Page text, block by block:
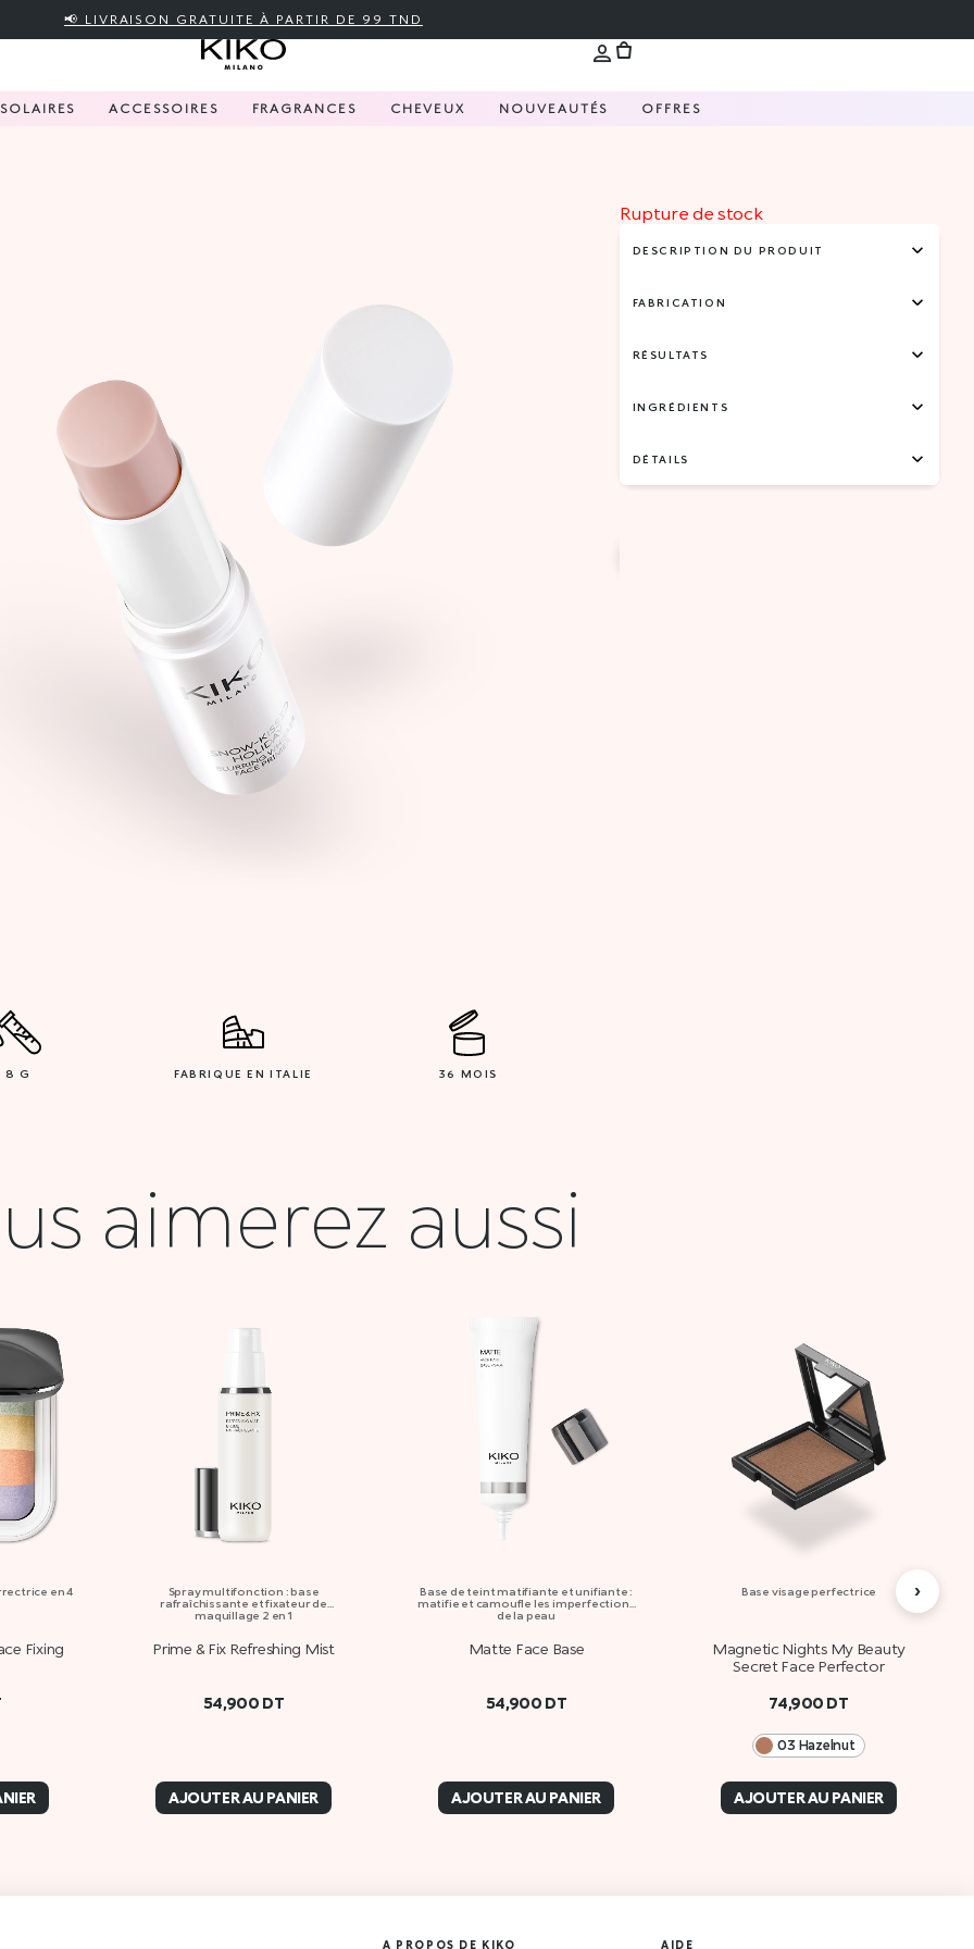
📢 LIVRAISON GRATUITE À PARTIR DE 99 TND
SOLAIRES ACCESSOIRES FRAGRANCES CHEVEUX NOUVEAUTÉS OFFRES
Rupture de stock
DESCRIPTION DU PRODUIT
FABRICATION
RÉSULTATS
INGRÉDIENTS
DÉTAILS
8 G FABRIQUE EN ITALIE 36 MOIS
aimerez aussi
en 4
Fixing
Spray multifonction : base
rafraîchissante et fixateur de
maquillage 2 en 1
Prime & Fix Refreshing Mist
54,900 DT
AJOUTER AU PANIER
Base de teint matifiante et unifiante :
matifie et camoufle les imperfections
de la peau
Matte Face Base
54,900 DT
AJOUTER AU PANIER
Base visage perfectrice
Magnetic Nights My Beauty
Secret Face Perfector
74,900 DT
03 Hazelnut
AJOUTER AU PANIER
›
A PROPOS DE KIKO AIDE